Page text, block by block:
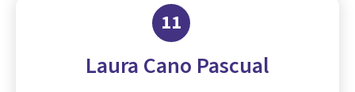
11
Laura Cano Pascual